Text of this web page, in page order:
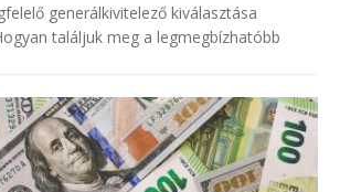
generálkivitelező kiválasztása
találjuk meg a legmegbízhatóbb